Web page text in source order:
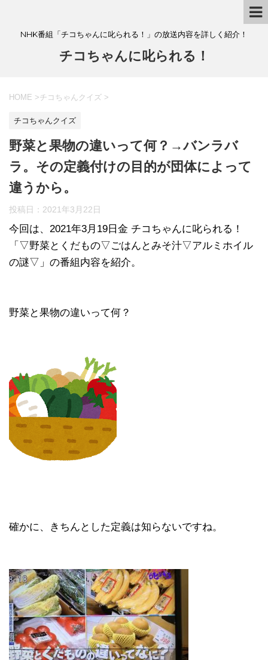
NHK番組「チコちゃんに叱られる！」の放送内容を詳しく紹介！
チコちゃんに叱られる！
HOME >チコちゃんクイズ >
チコちゃんクイズ
野菜と果物の違いって何？→バンラバ
ラ。その定義付けの目的が団体によって
違うから。
投稿日： 2021年3月22日
今回は、2021年3月19日金 チコちゃんに叱られる！
「▽野菜とくだもの▽ごはんとみそ汁▽アルミホイル
の謎▽」の番組内容を紹介。
野菜と果物の違いって何？
確かに、きちんとした定義は知らないですね。